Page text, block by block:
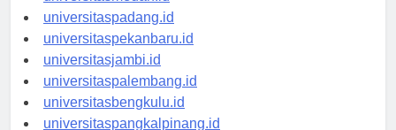
universitasmedan.id
universitaspadang.id
universitaspekanbaru.id
universitasjambi.id
universitaspalembang.id
universitasbengkulu.id